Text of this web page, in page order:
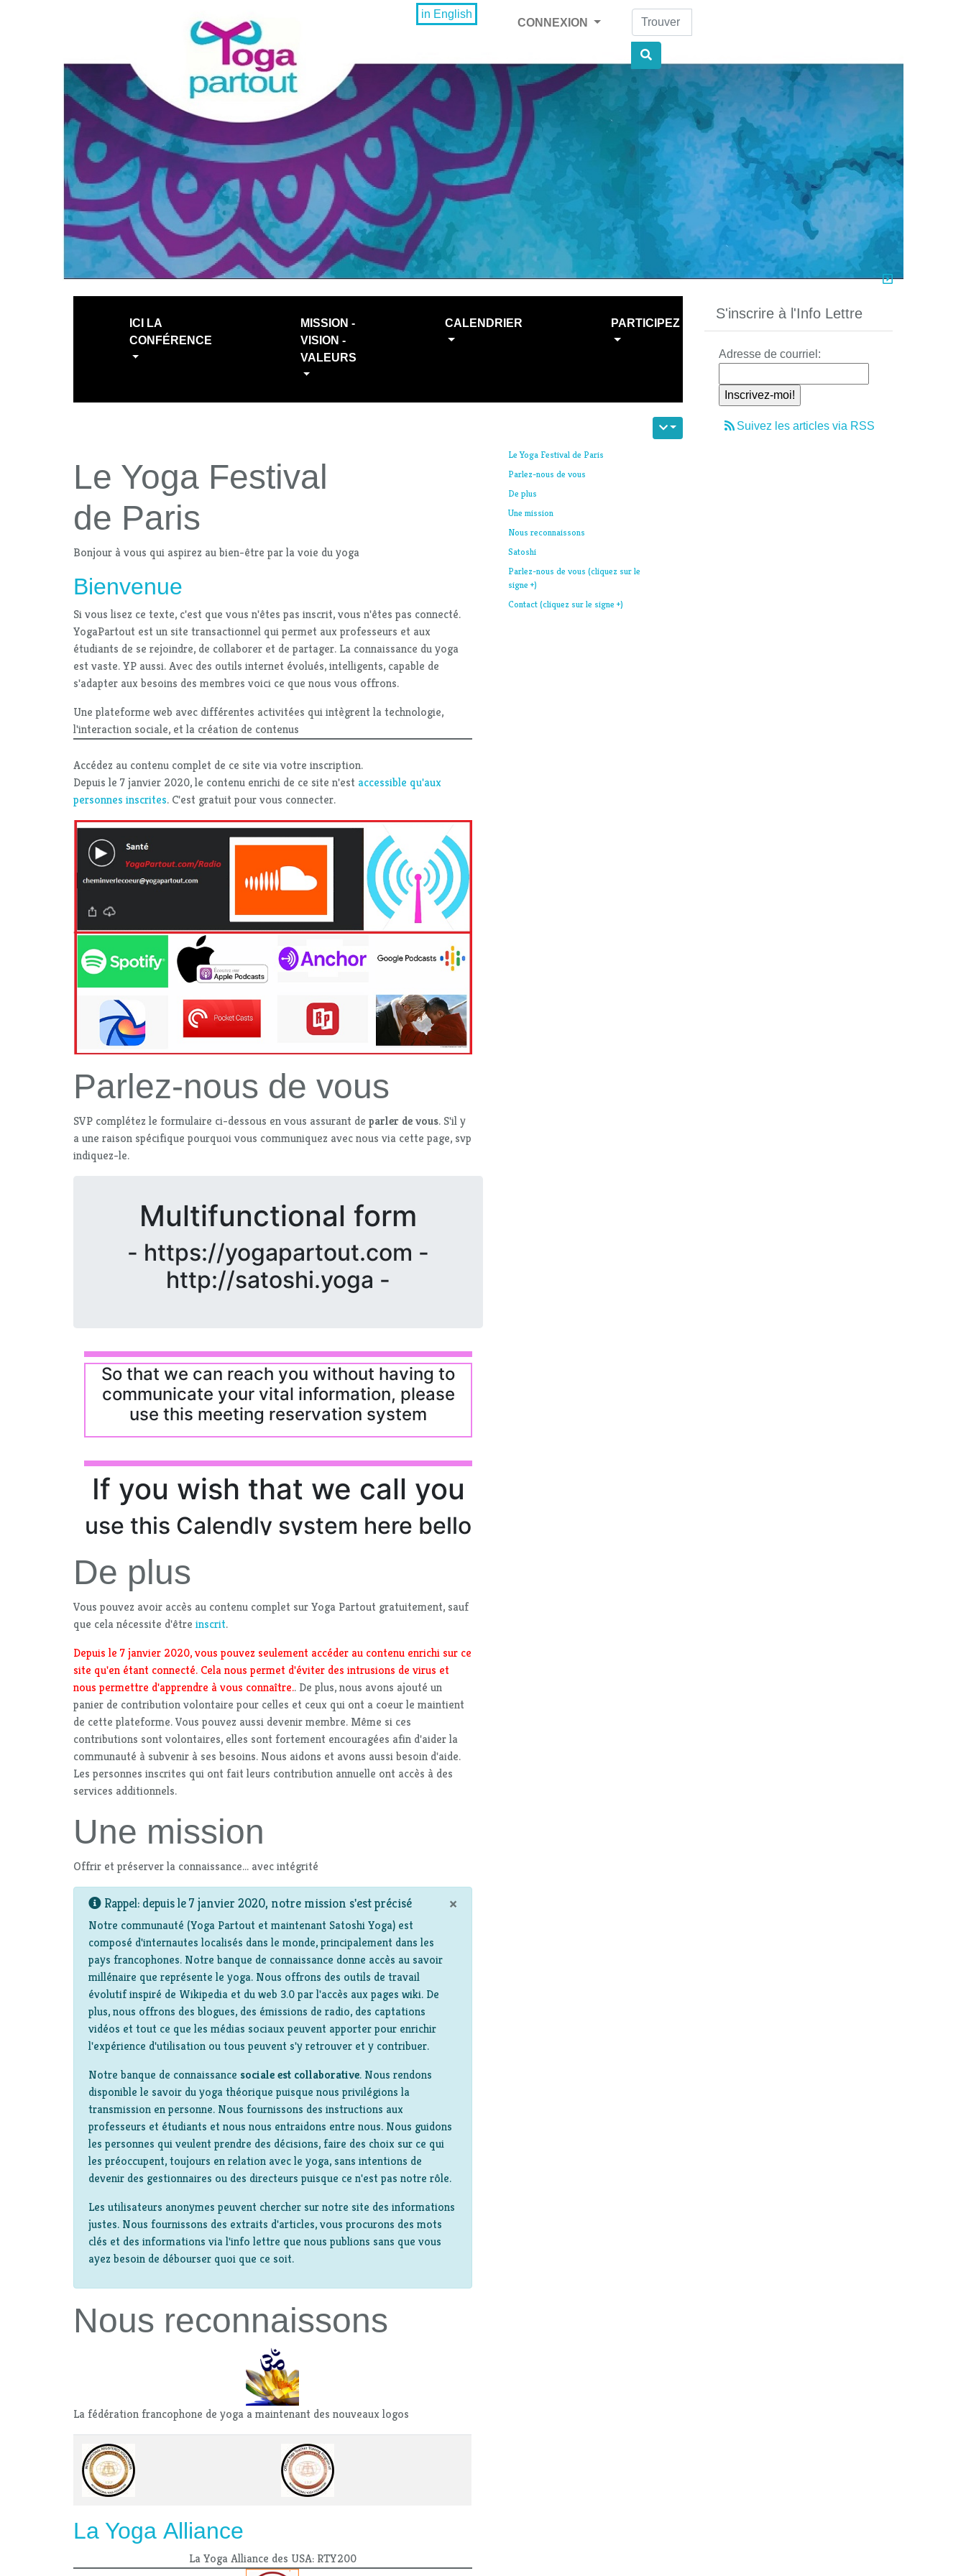
in English
CONNEXION
Find
ICI LA
CONFÉRENCE
MISSION -
VISION -
VALEURS
CALENDRIER PARTICIPEZ
Le Yoga Festival
de Paris
Bonjour à vous qui aspirez au bien-être par la voie du yoga
Bienvenue
Si vous lisez ce texte, c'est que vous n'êtes pas inscrit, vous n'êtes pas connecté.
YogaPartout est un site transactionnel qui permet aux professeurs et aux
étudiants de se rejoindre, de collaborer et de partager. La connaissance du yoga
est vaste. YP aussi. Avec des outils internet évolués, intelligents, capable de
s'adapter aux besoins des membres voici ce que nous vous offrons.
Une plateforme web avec différentes activitées qui intègrent la technologie,
l'interaction sociale, et la création de contenus
Accédez au contenu complet de ce site via votre inscription.
Depuis le 7 janvier 2020, le contenu enrichi de ce site n'est accessible qu'aux
personnes inscrites. C'est gratuit pour vous connecter.
Parlez-nous de vous
SVP complétez le formulaire ci-dessous en vous assurant de parler de vous. S'il y
a une raison spécifique pourquoi vous communiquez avec nous via cette page, svp
indiquez-le.
De plus
Vous pouvez avoir accès au contenu complet sur Yoga Partout gratuitement, sauf
que cela nécessite d'être inscrit.
Depuis le 7 janvier 2020, vous pouvez seulement accéder au contenu enrichi sur ce
site qu'en étant connecté. Cela nous permet d'éviter des intrusions de virus et
nous permettre d'apprendre à vous connaître.. De plus, nous avons ajouté un
panier de contribution volontaire pour celles et ceux qui ont a coeur le maintient
de cette plateforme. Vous pouvez aussi devenir membre. Même si ces
contributions sont volontaires, elles sont fortement encouragées afin d'aider la
communauté à subvenir à ses besoins. Nous aidons et avons aussi besoin d'aide.
Les personnes inscrites qui ont fait leurs contribution annuelle ont accès à des
services additionnels.
Une mission
Offrir et préserver la connaissance... avec intégrité
×
Rappel: depuis le 7 janvier 2020, notre mission s'est précisé
Notre communauté (Yoga Partout et maintenant Satoshi Yoga) est
composé d'internautes localisés dans le monde, principalement dans les
pays francophones. Notre banque de connaissance donne accès au savoir
millénaire que représente le yoga. Nous offrons des outils de travail
évolutif inspiré de Wikipedia et du web 3.0 par l'accès aux pages wiki. De
plus, nous offrons des blogues, des émissions de radio, des captations
vidéos et tout ce que les médias sociaux peuvent apporter pour enrichir
l'expérience d'utilisation ou tous peuvent s'y retrouver et y contribuer.
Notre banque de connaissance sociale est collaborative. Nous rendons
disponible le savoir du yoga théorique puisque nous privilégions la
transmission en personne. Nous fournissons des instructions aux
professeurs et étudiants et nous nous entraidons entre nous. Nous guidons
les personnes qui veulent prendre des décisions, faire des choix sur ce qui
les préoccupent, toujours en relation avec le yoga, sans intentions de
devenir des gestionnaires ou des directeurs puisque ce n'est pas notre rôle.
Les utilisateurs anonymes peuvent chercher sur notre site des informations
justes. Nous fournissons des extraits d'articles, vous procurons des mots
clés et des informations via l'info lettre que nous publions sans que vous
ayez besoin de débourser quoi que ce soit.
Nous reconnaissons
La fédération francophone de yoga a maintenant des nouveaux logos
La Yoga Alliance
La Yoga Alliance des USA: RTY200
Le Yoga Festival de Paris
Parlez-nous de vous
De plus
Une mission
Nous reconnaissons
Satoshi
Parlez-nous de vous (cliquez sur le
signe +)
Contact (cliquez sur le signe +)
S'inscrire à l'Info Lettre
Adresse de courriel:
Suivez les articles via RSS